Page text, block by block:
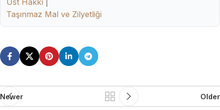
Üst Hakkı
Taşınmaz Mal ve Zilyetliği
Newer Older